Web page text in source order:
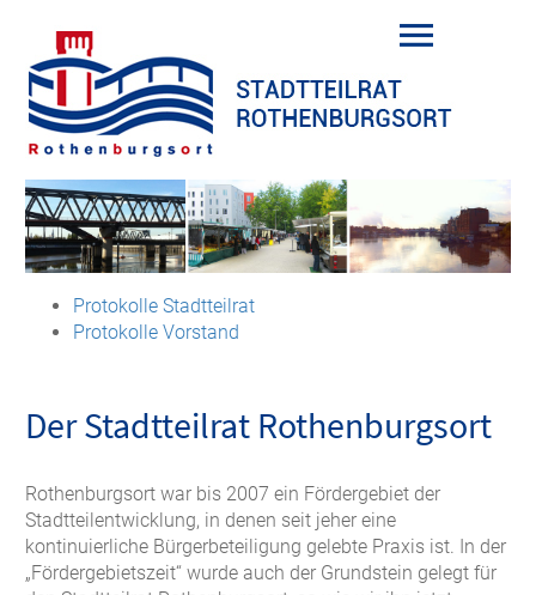
Protokolle Stadtteilrat
Protokolle Vorstand
Der Stadtteilrat Rothenburgsort
Rothenburgsort war bis 2007 ein Fördergebiet der
Stadtteilentwicklung, in denen seit jeher eine
kontinuierliche Bürgerbeteiligung gelebte Praxis ist. In der
„Fördergebietszeit“ wurde auch der Grundstein gelegt für